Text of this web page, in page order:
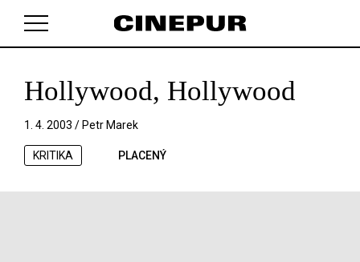
V košíku zatím nemáte žádné položky.
Hollywood, Hollywood
1. 4. 2003 / Petr Marek
KRITIKA PLACENÝ